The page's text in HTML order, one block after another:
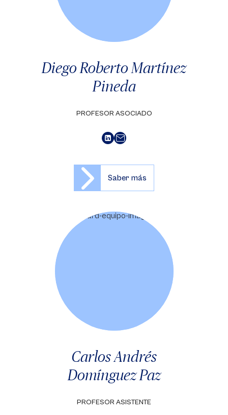
Diego Roberto Martínez
Pineda
PROFESOR ASOCIADO
Saber más
Carlos Andrés
Domínguez Paz
PROFESOR ASISTENTE